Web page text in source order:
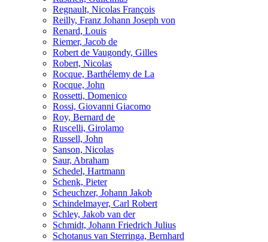
Regnault, Nicolas François
Reilly, Franz Johann Joseph von
Renard, Louis
Riemer, Jacob de
Robert de Vaugondy, Gilles
Robert, Nicolas
Rocque, Barthélemy de La
Rocque, John
Rossetti, Domenico
Rossi, Giovanni Giacomo
Roy, Bernard de
Ruscelli, Girolamo
Russell, John
Sanson, Nicolas
Saur, Abraham
Schedel, Hartmann
Schenk, Pieter
Scheuchzer, Johann Jakob
Schindelmayer, Carl Robert
Schley, Jakob van der
Schmidt, Johann Friedrich Julius
Schotanus van Sterringa, Bernhard